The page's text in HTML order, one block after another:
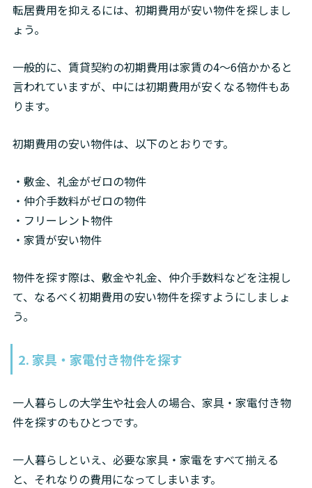
転居費用を抑えるには、初期費用が安い物件を探しまし
ょう。
一般的に、賃貸契約の初期費用は家賃の4～6倍かかると
言われていますが、中には初期費用が安くなる物件もあ
ります。
初期費用の安い物件は、以下のとおりです。
・敷金、礼金がゼロの物件
・仲介手数料がゼロの物件
・フリーレント物件
・家賃が安い物件
物件を探す際は、敷金や礼金、仲介手数料などを注視し
て、なるべく初期費用の安い物件を探すようにしましょ
う。
2. 家具・家電付き物件を探す
一人暮らしの大学生や社会人の場合、家具・家電付き物
件を探すのもひとつです。
一人暮らしといえ、必要な家具・家電をすべて揃える
と、それなりの費用になってしまいます。